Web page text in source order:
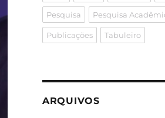
Pesquisa Pesquisa
Publicações Tabuleiro
ARQUIVOS